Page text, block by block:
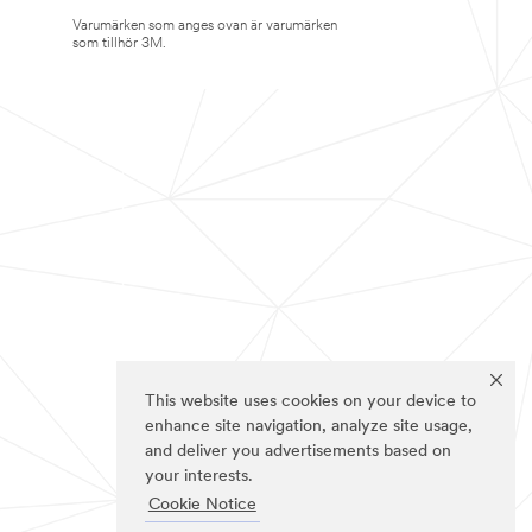
This website uses cookies on your device to
enhance site navigation, analyze site usage,
and deliver you advertisements based on
your interests.
Cookie Notice
Varumärken som anges ovan är varumärken
som tillhör 3M.